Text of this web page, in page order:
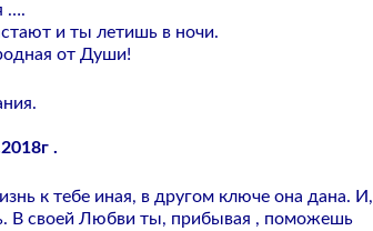
….
и ты летишь в ночи.
от Души!
.
к тебе иная, в другом ключе она дана. И,
В своей Любви ты, прибывая , поможешь